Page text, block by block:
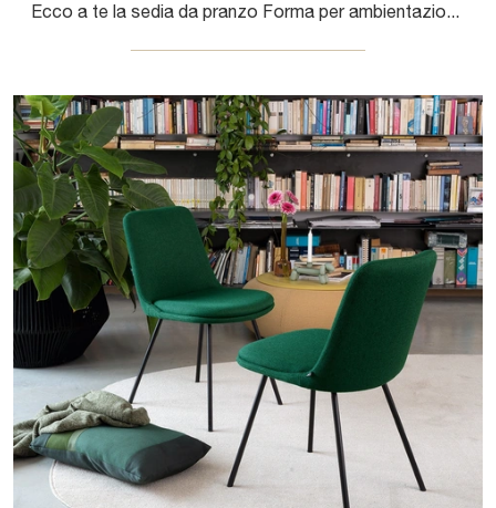
Ecco a te la sedia da pranzo Forma per ambientazioni moderne, tra le più esclusive Sedie fisse di Connubia.